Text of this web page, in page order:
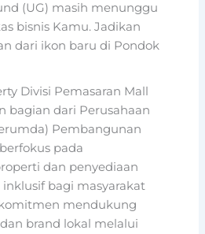
(UG) masih menunggu
bisnis Kamu. Jadikan
dari ikon baru di Pondok
Divisi Pemasaran Mall
bagian dari Perusahaan
Pembangunan
pada
dan penyediaan
bagi masyarakat
mendukung
brand lokal melalui